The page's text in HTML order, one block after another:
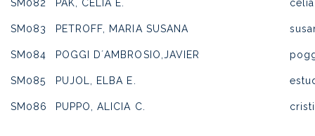
SM082 PAK, CELIA E.
SM083 PETROFF, MARIA SUSANA
SM084 POGGI D´AMBROSIO,JAVIER
SM085 PUJOL, ELBA E.
SM086 PUPPO, ALICIA C.